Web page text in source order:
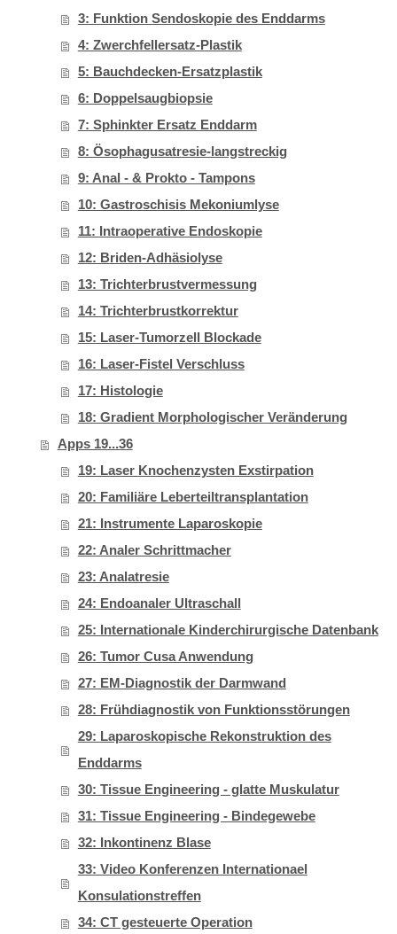
3: Funktion Sendoskopie des Enddarms
4: Zwerchfellersatz-Plastik
5: Bauchdecken-Ersatzplastik
6: Doppelsaugbiopsie
7: Sphinkter Ersatz Enddarm
8: Ösophagusatresie-langstreckig
9: Anal - & Prokto - Tampons
10: Gastroschisis Mekoniumlyse
11: Intraoperative Endoskopie
12: Briden-Adhäsiolyse
13: Trichterbrustvermessung
14: Trichterbrustkorrektur
15: Laser-Tumorzell Blockade
16: Laser-Fistel Verschluss
17: Histologie
18: Gradient Morphologischer Veränderung
Apps 19...36
19: Laser Knochenzysten Exstirpation
20: Familiäre Leberteiltransplantation
21: Instrumente Laparoskopie
22: Analer Schrittmacher
23: Analatresie
24: Endoanaler Ultraschall
25: Internationale Kinderchirurgische Datenbank
26: Tumor Cusa Anwendung
27: EM-Diagnostik der Darmwand
28: Frühdiagnostik von Funktionsstörungen
29: Laparoskopische Rekonstruktion des
Enddarms
30: Tissue Engineering - glatte Muskulatur
31: Tissue Engineering - Bindegewebe
32: Inkontinenz Blase
33: Video Konferenzen Internationael
Konsulationstreffen
34: CT gesteuerte Operation